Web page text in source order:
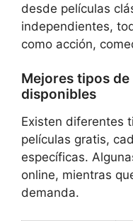
desde películas
independientes,
como acción,
Mejores tipos
disponibles
Existen diferentes
películas gratis,
específicas.
online, mientras
demanda.